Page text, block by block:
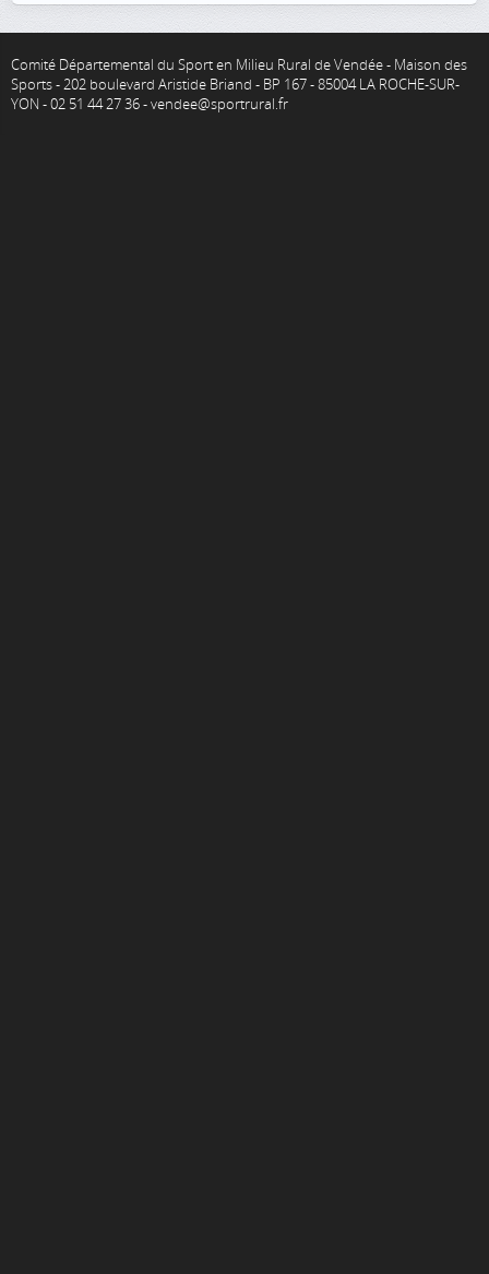
Comité Départemental du Sport en Milieu Rural de Vendée - Maison des
Sports - 202 boulevard Aristide Briand - BP 167 - 85004 LA ROCHE-SUR-
YON - 02 51 44 27 36 - vendee@sportrural.fr